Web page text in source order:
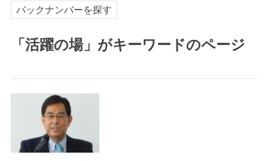
バックナンバーを探す
「活躍の場」がキーワードのページ